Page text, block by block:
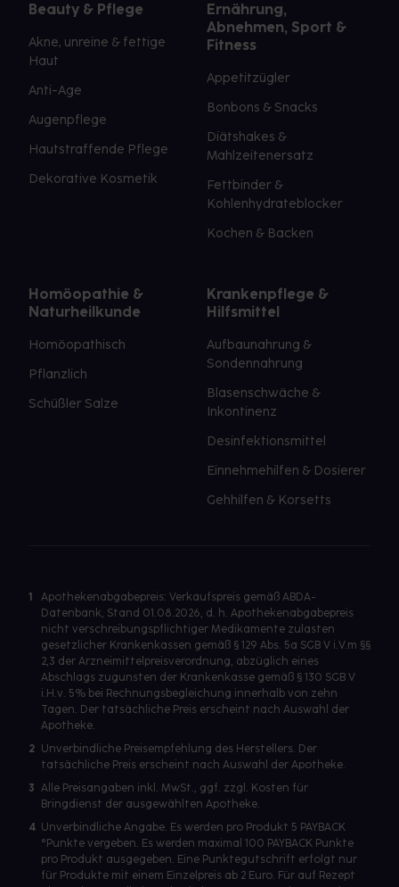
Beauty & Pflege
Akne, unreine & fettige
Haut
Anti-Age
Augenpflege
Hautstraffende Pflege
Dekorative Kosmetik
Ernährung,
Abnehmen, Sport &
Fitness
Appetitzügler
Bonbons & Snacks
Diätshakes &
Mahlzeitenersatz
Fettbinder &
Kohlenhydrateblocker
Kochen & Backen
Homöopathie &
Naturheilkunde
Homöopathisch
Pflanzlich
Schüßler Salze
Krankenpflege &
Hilfsmittel
Aufbaunahrung &
Sondennahrung
Blasenschwäche &
Inkontinenz
Desinfektionsmittel
Einnehmehilfen & Dosierer
Gehhilfen & Korsetts
1
Apothekenabgabepreis: Verkaufspreis gemäß ABDA-
Datenbank, Stand 01.08.2026, d. h. Apothekenabgabepreis
nicht verschreibungspflichtiger Medikamente zulasten
gesetzlicher Krankenkassen gemäß § 129 Abs. 5a SGB V i.V.m §§
2,3 der Arzneimittelpreisverordnung, abzüglich eines
Abschlags zugunsten der Krankenkasse gemäß § 130 SGB V
i.H.v. 5% bei Rechnungsbegleichung innerhalb von zehn
Tagen. Der tatsächliche Preis erscheint nach Auswahl der
Apotheke.
2 Unverbindliche Preisempfehlung des Herstellers. Der
tatsächliche Preis erscheint nach Auswahl der Apotheke.
3 Alle Preisangaben inkl. MwSt., ggf. zzgl. Kosten für
Bringdienst der ausgewählten Apotheke.
4 Unverbindliche Angabe. Es werden pro Produkt 5 PAYBACK
°Punkte vergeben. Es werden maximal 100 PAYBACK Punkte
pro Produkt ausgegeben. Eine Punktegutschrift erfolgt nur
für Produkte mit einem Einzelpreis ab 2 Euro. Für auf Rezept